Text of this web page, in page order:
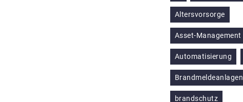
Altersvorsorge
Asset-Management
Automatisierung
Brandmeldeanlagen
brandschutz